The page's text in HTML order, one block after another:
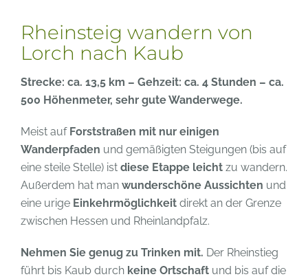
Rheinsteig wandern von
Lorch nach Kaub
Strecke: ca. 13,5 km – Gehzeit: ca. 4 Stunden – ca.
500 Höhenmeter, sehr gute Wanderwege.
Meist auf Forststraßen mit nur einigen
Wanderpfaden und gemäßigten Steigungen (bis auf
eine steile Stelle) ist diese Etappe leicht zu wandern.
Außerdem hat man wunderschöne Aussichten und
eine urige Einkehrmöglichkeit direkt an der Grenze
zwischen Hessen und Rheinlandpfalz.
Nehmen Sie genug zu Trinken mit. Der Rheinstieg
führt bis Kaub durch keine Ortschaft und bis auf die